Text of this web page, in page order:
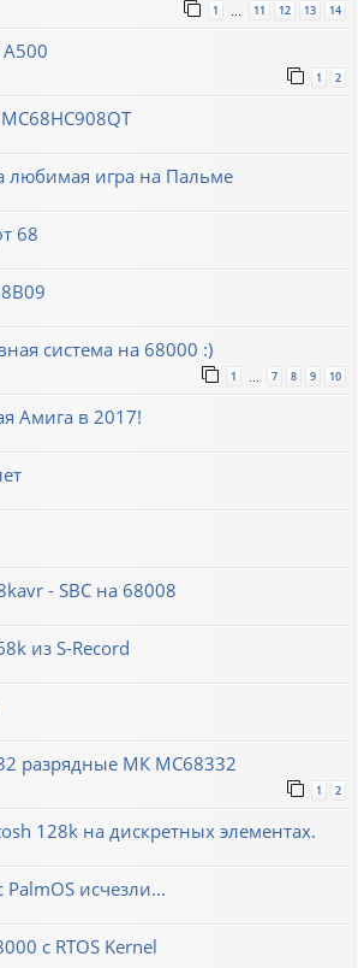
1 11 12 13 14
1 2
любимая игра на Пальме
68
система на 68000 :)
1 7 8 9 10
Амига в 2017!
- SBC на 68008
из S-Record
разрядные МК МС68332
1 2
128k на дискретных элементах.
PalmOS исчезли...
с RTOS Kernel